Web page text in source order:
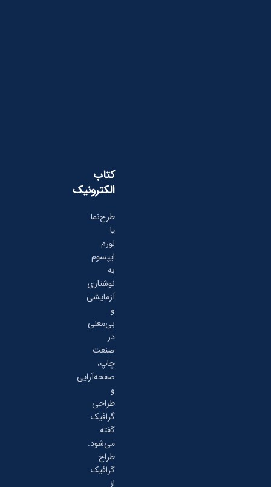
کتاب
الکترونیک
طرح‌نما
یا
لورم
ایپسوم
به
نوشتاری
آزمایشی
و
بی‌معنی
در
صنعت
چاپ،
صفحه‌آرایی
و
طراحی
گرافیک
گفته
می‌شود.
طراح
گرافیک
از